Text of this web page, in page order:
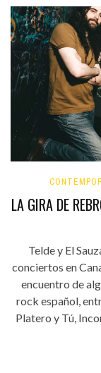
LA GIRA DE
Telde y El
conciertos en
encuentro de
rock español,
Platero y Tú,